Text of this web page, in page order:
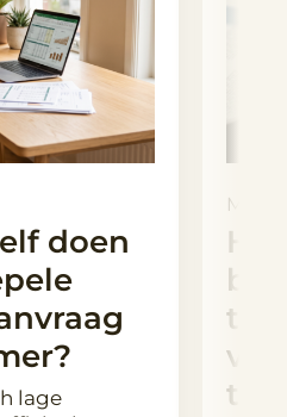
doen
lage